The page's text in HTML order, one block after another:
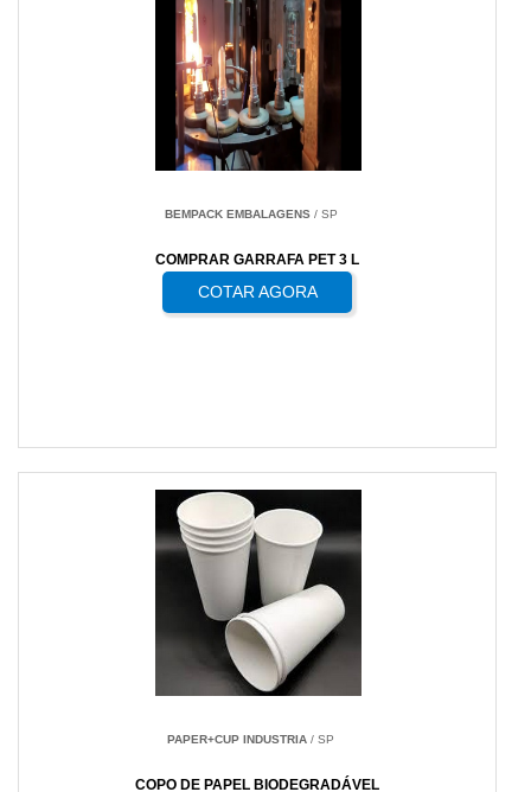
BEMPACK EMBALAGENS/ SP
COMPRAR GARRAFA PET 3 L
COTAR AGORA
PAPER+CUP INDUSTRIA / SP
COPO DE PAPEL BIODEGRADÁVEL